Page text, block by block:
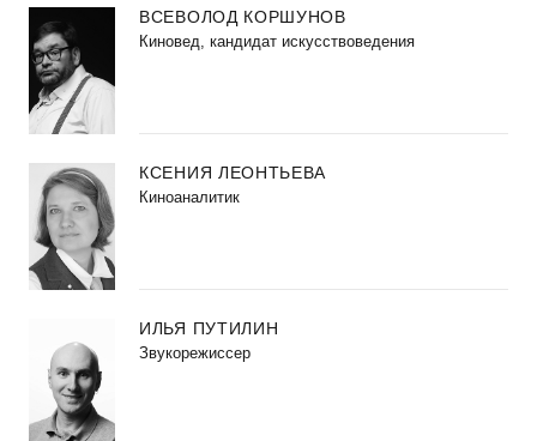
ВСЕВОЛОД КОРШУНОВ
Киновед, кандидат искусствоведения
КСЕНИЯ ЛЕОНТЬЕВА
Киноаналитик
ИЛЬЯ ПУТИЛИН
Звукорежиссер